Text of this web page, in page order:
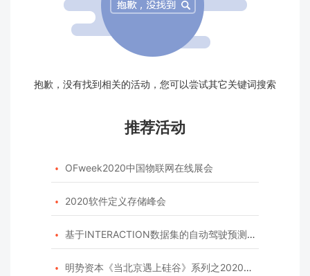
抱歉，没有找到相关的活动，您可以尝试其它关键词搜索
推荐活动
 OFweek2020中国物联网在线展会
 2020软件定义存储峰会
 基于INTERACTION数据集的自动驾驶预测模型挑战赛
 明势资本《当北京遇上硅谷》系列之2020年度开源峰会